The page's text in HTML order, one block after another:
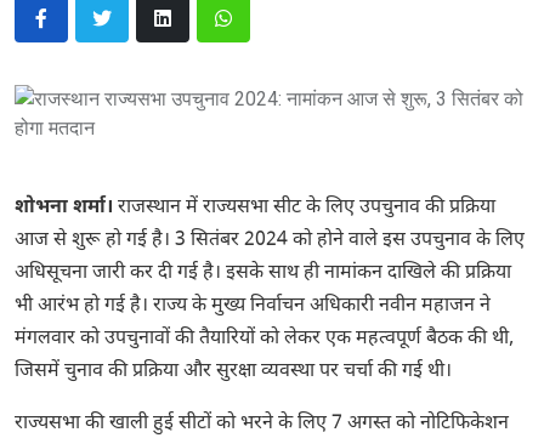
शोभना शर्मा। राजस्थान में राज्यसभा सीट के लिए उपचुनाव की प्रक्रिया
आज से शुरू हो गई है। 3 सितंबर 2024 को होने वाले इस उपचुनाव के लिए
अधिसूचना जारी कर दी गई है। इसके साथ ही नामांकन दाखिले की प्रक्रिया
भी आरंभ हो गई है। राज्य के मुख्य निर्वाचन अधिकारी नवीन महाजन ने
मंगलवार को उपचुनावों की तैयारियों को लेकर एक महत्वपूर्ण बैठक की थी,
जिसमें चुनाव की प्रक्रिया और सुरक्षा व्यवस्था पर चर्चा की गई थी।
राज्यसभा की खाली हुई सीटों को भरने के लिए 7 अगस्त को नोटिफिकेशन